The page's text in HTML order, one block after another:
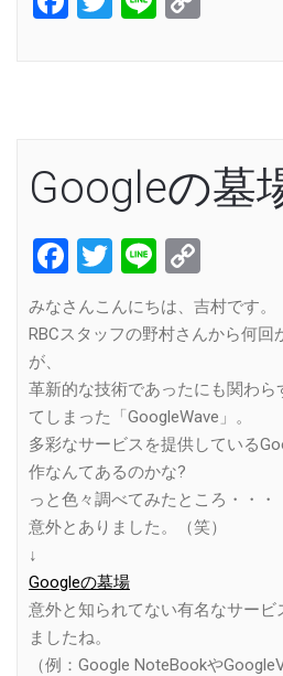
Googleの墓
Facebook
Twitter
Line
Link
みなさんこんにちは、吉村です。
RBCスタッフの野村さんから何回
が、
革新的な技術であったにも関わら
てしまった「GoogleWave」。
多彩なサービスを提供している
作なんてあるのかな?
っと色々調べてみたところ・・・
意外とありました。（笑）
↓
Googleの墓場
意外と知られてない有名なサービ
ましたね。
（例：Google NoteBookや